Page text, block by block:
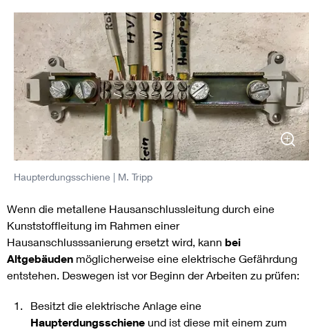
Haupterdungsschiene | M. Tripp
Wenn die metallene Hausanschlussleitung durch eine
Kunststoffleitung im Rahmen einer
Hausanschlusssanierung ersetzt wird, kann bei
Altgebäuden möglicherweise eine elektrische Gefährdung
entstehen. Deswegen ist vor Beginn der Arbeiten zu prüfen:
Besitzt die elektrische Anlage eine
Haupterdungsschiene und ist diese mit einem zum